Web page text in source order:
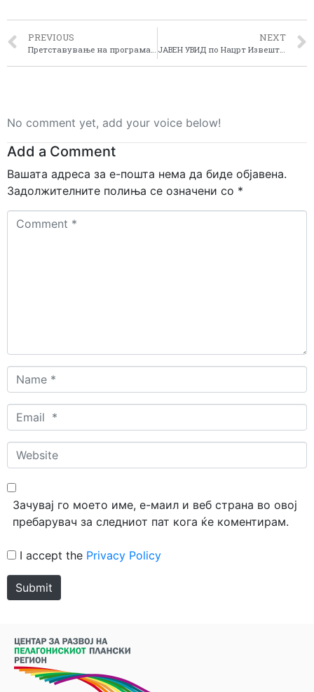
PREVIOUS NEXT
ЈАВЕН УВИД по Нацрт Извештајот за стратегиска оцена на животната средина по Нацрт – Регионалниот план за управување со отпад за Пелагонискиот регион
No comment yet, add your voice below!
Add a Comment
Вашата адреса за е-пошта нема да биде објавена.
Задолжителните полиња се означени со *
Comment
Name
*
Email
*
Website
Зачувај го моето име, е-маил и веб страна во овој
пребарувач за следниот пат кога ќе коментирам.
I accept the Privacy Policy
Submit